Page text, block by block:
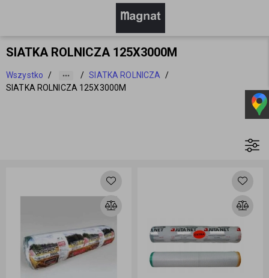
SIATKA ROLNICZA 125X3000M
Wszystko / / SIATKA ROLNICZA /
SIATKA ROLNICZA 125X3000M